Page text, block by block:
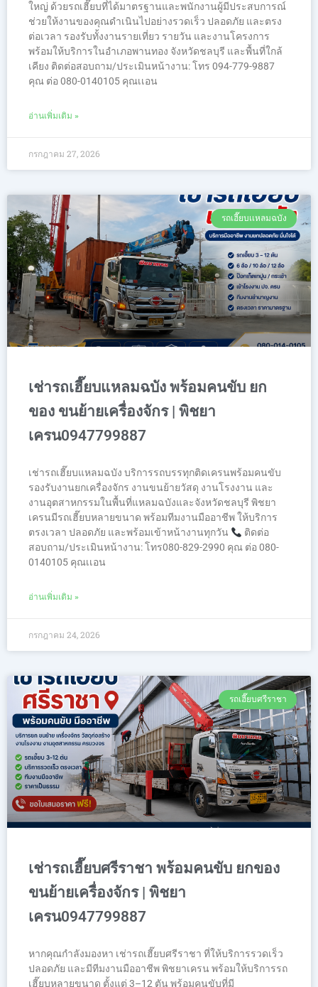
ใหญ่ ด้วยรถเฮี๊ยบที่ได้มาตรฐานและพนักงานผู้มีประสบการณ์
ช่วยให้งานของคุณดำเนินไปอย่างรวดเร็ว ปลอดภัย และตรง
ต่อเวลา รองรับทั้งงานรายเที่ยว รายวัน และงานโครงการ
พร้อมให้บริการในอำเภอพานทอง จังหวัดชลบุรี และพื้นที่ใกล้
เคียง ติดต่อสอบถาม/ประเมินหน้างาน: โทร 094-779-9887
คุณ ต่อ 080-0140105 คุณเเอน
อ่านเพิ่มเติม »
กรกฎาคม 27, 2026
รถเฮี๊ยบเเหลมฉบัง
เช่ารถเฮี๊ยบแหลมฉบัง พร้อมคนขับ ยก
ของ ขนย้ายเครื่องจักร | พิชยา
เครน0947799887
เช่ารถเฮี๊ยบแหลมฉบัง บริการรถบรรทุกติดเครนพร้อมคนขับ
รองรับงานยกเครื่องจักร งานขนย้ายวัสดุ งานโรงงาน และ
งานอุตสาหกรรมในพื้นที่แหลมฉบังและจังหวัดชลบุรี พิชยา
เครนมีรถเฮี๊ยบหลายขนาด พร้อมทีมงานมืออาชีพ ให้บริการ
ตรงเวลา ปลอดภัย และพร้อมเข้าหน้างานทุกวัน
ติดต่อ
สอบถาม/ประเมินหน้างาน: โทร080-829-2990 คุณ ต่อ 080-
0140105 คุณเเอน
อ่านเพิ่มเติม »
กรกฎาคม 24, 2026
รถเฮี๊ยบศรีราชา
เช่ารถเฮี๊ยบศรีราชา พร้อมคนขับ ยกของ
ขนย้ายเครื่องจักร | พิชยา
เครน0947799887
หากคุณกำลังมองหา เช่ารถเฮี๊ยบศรีราชา ที่ให้บริการรวดเร็ว
ปลอดภัย และมีทีมงานมืออาชีพ พิชยาเครน พร้อมให้บริการรถ
เฮี๊ยบหลายขนาด ตั้งแต่ 3–12 ตัน พร้อมคนขับที่มี